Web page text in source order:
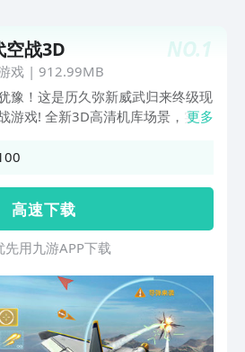
NO.1
空战3D
戏| 912.99MB
豫！这是历久弥新威武归来终级现
游戏! 全新3D高清机库场景，实力
歼-10B，F-22，苏-57，F-35战
精彩新意，支持给力的4V4团队生死
过邀请好友组队战斗，在令人肾上
升的空战冒险中协力对抗敌机的袭
霸天空！
更多
高 速 下 载
先用九游APP下载